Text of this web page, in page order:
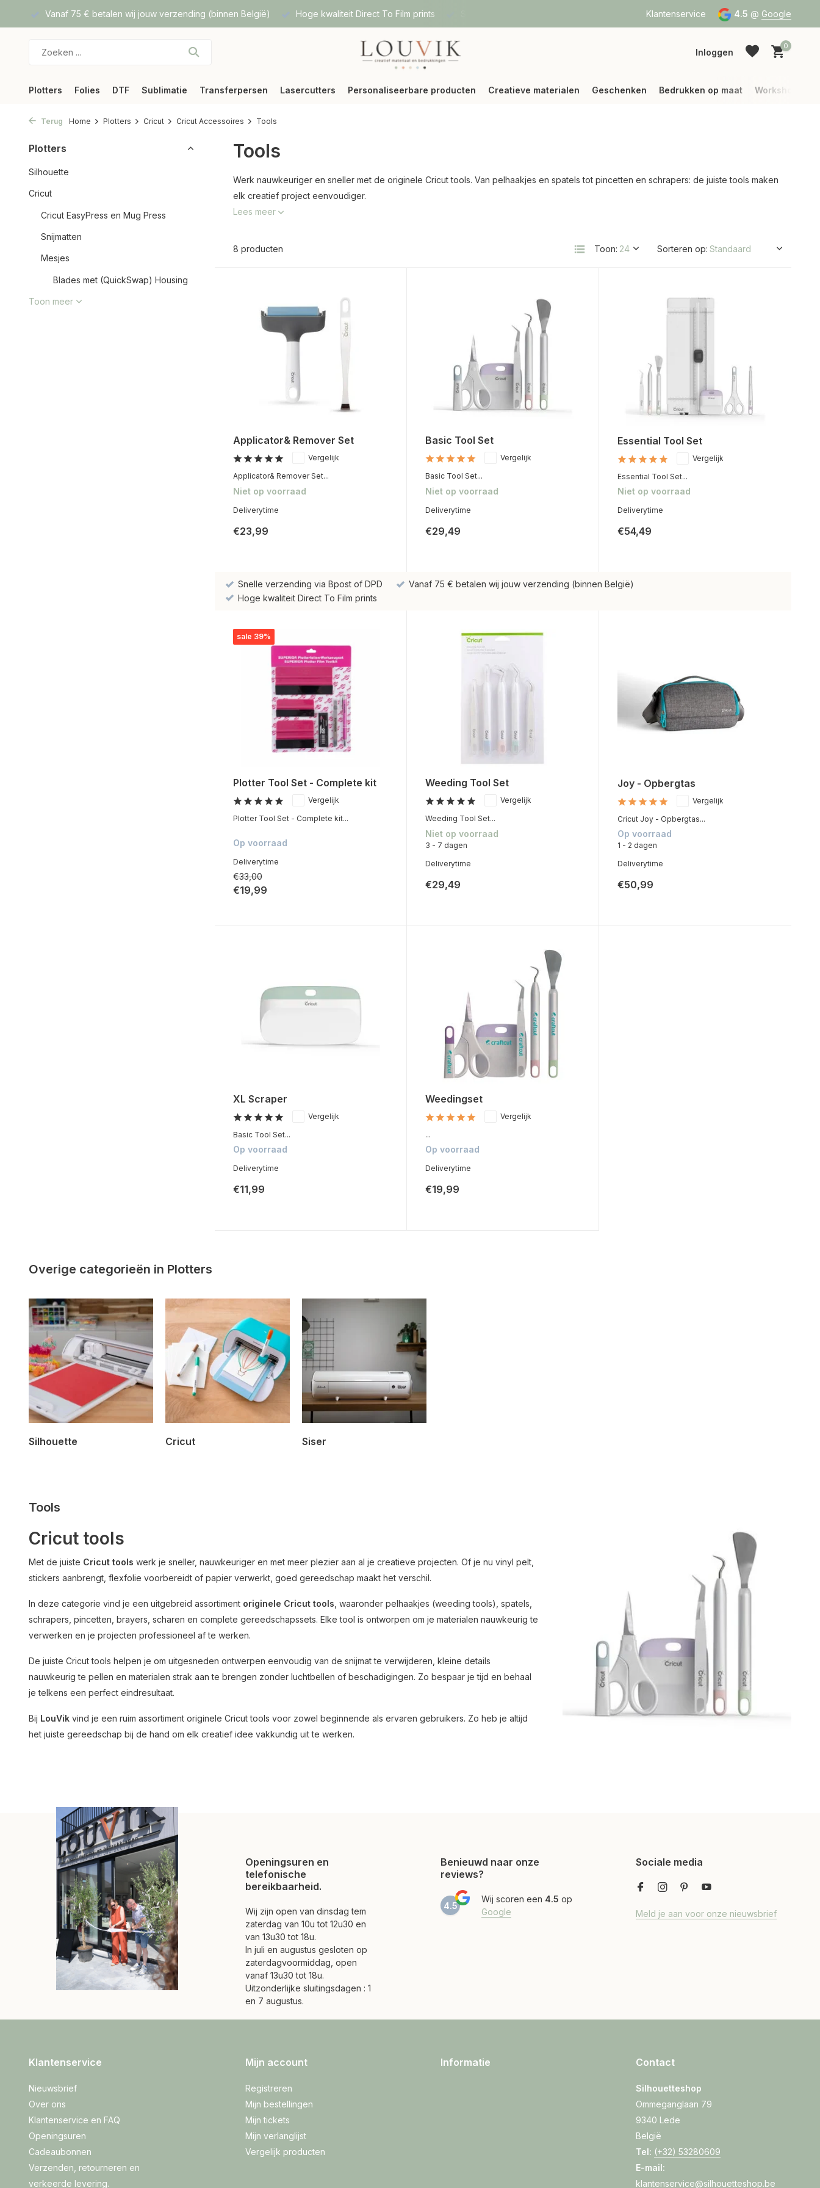
Vanaf 75 € betalen wij jouw verzending (binnen België) Hoge kwaliteit Direct To Film prints Vanaf 75 € betalen wij jouw verzending
Klantenservice 4.5 @ Google
Inloggen
0
Plotters Folies DTF Sublimatie Transferpersen Lasercutters Personaliseerbare producten Creatieve materialen Geschenken Bedrukken op maat Workshops
Terug Home Plotters Cricut Cricut Accessoires Tools
Plotters
Silhouette
Cricut
Cricut EasyPress en Mug Press
Snijmatten
Mesjes
Blades met (QuickSwap) Housing
Toon meer
Tools
Werk nauwkeuriger en sneller met de originele Cricut tools. Van pelhaakjes en spatels tot pincetten en schrapers: de juiste tools maken
elk creatief project eenvoudiger.
Lees meer
8 producten Toon: Sorteren op:
Applicator& Remover Set
Vergelijk
Applicator& Remover Set...
Niet op voorraad
Deliverytime
€23,99
Basic Tool Set
Vergelijk
Basic Tool Set...
Niet op voorraad
Deliverytime
€29,49
Essential Tool Set
Vergelijk
Essential Tool Set...
Niet op voorraad
Deliverytime
€54,49
Snelle verzending via Bpost of DPD
Vanaf 75 € betalen wij jouw verzending (binnen België)
Hoge kwaliteit Direct To Film prints
sale 39%
Plotter Tool Set - Complete kit
Vergelijk
Plotter Tool Set - Complete kit...
Op voorraad
Deliverytime
€33,00
€19,99
Weeding Tool Set
Vergelijk
Weeding Tool Set...
Niet op voorraad
3 - 7 dagen
Deliverytime
€29,49
Joy - Opbergtas
Vergelijk
Cricut Joy - Opbergtas...
Op voorraad
1 - 2 dagen
Deliverytime
€50,99
XL Scraper
Vergelijk
Basic Tool Set...
Op voorraad
Deliverytime
€11,99
Weedingset
Vergelijk
...
Op voorraad
Deliverytime
€19,99
Overige categorieën in Plotters
Silhouette Cricut Siser
Tools
Cricut tools
Met de juiste Cricut tools werk je sneller, nauwkeuriger en met meer plezier aan al je creatieve projecten. Of je nu vinyl pelt,
stickers aanbrengt, flexfolie voorbereidt of papier verwerkt, goed gereedschap maakt het verschil.
In deze categorie vind je een uitgebreid assortiment originele Cricut tools , waaronder pelhaakjes (weeding tools), spatels,
schrapers, pincetten, brayers, scharen en complete gereedschapssets. Elke tool is ontworpen om je materialen nauwkeurig te
verwerken en je projecten professioneel af te werken.
De juiste Cricut tools helpen je om uitgesneden ontwerpen eenvoudig van de snijmat te verwijderen, kleine details
nauwkeurig te pellen en materialen strak aan te brengen zonder luchtbellen of beschadigingen. Zo bespaar je tijd en behaal
je telkens een perfect eindresultaat.
Bij LouVik vind je een ruim assortiment originele Cricut tools voor zowel beginnende als ervaren gebruikers. Zo heb je altijd
het juiste gereedschap bij de hand om elk creatief idee vakkundig uit te werken.
Openingsuren en
telefonische
bereikbaarheid.
Wij zijn open van dinsdag tem
zaterdag van 10u tot 12u30 en
van 13u30 tot 18u.
In juli en augustus gesloten op
zaterdagvoormiddag, open
vanaf 13u30 tot 18u.
Uitzonderlijke sluitingsdagen : 1
en 7 augustus.
Benieuwd naar onze
reviews?
4.5
Wij scoren een 4.5 op
Google
Sociale media
Meld je aan voor onze nieuwsbrief
Klantenservice
Nieuwsbrief
Over ons
Klantenservice en FAQ
Openingsuren
Cadeaubonnen
Verzenden, retourneren en
verkeerde levering.
Mijn account
Registreren
Mijn bestellingen
Mijn tickets
Mijn verlanglijst
Vergelijk producten
Informatie Contact
Silhouetteshop
Ommeganglaan 79
9340 Lede
België
Tel: (+32) 53280609
E-mail:
klantenservice@silhouetteshop.be